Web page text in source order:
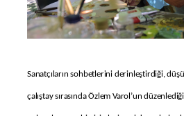
Sanatçıların sohbetlerini derinleştirdiği,
çalıştay sırasında Özlem Varol’un